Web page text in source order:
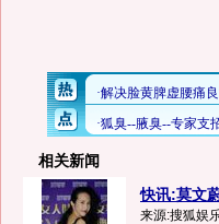
相关新闻
快讯:莫文
来源:搜狐娱